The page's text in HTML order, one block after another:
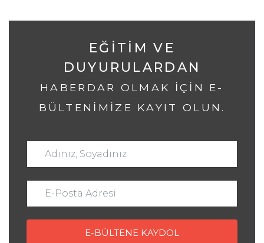
EĞITIM VE
DUYURULARDAN
HABERDAR OLMAK IÇIN E-
BÜLTENIMIZE KAYIT OLUN.